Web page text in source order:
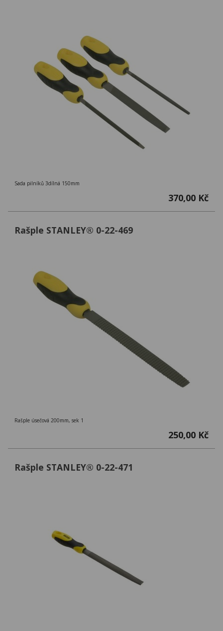
Sada pilníků 3dílná 150mm
370,00 Kč
Rašple STANLEY® 0-22-469
Rašple úsečová 200mm, sek 1
250,00 Kč
Rašple STANLEY® 0-22-471